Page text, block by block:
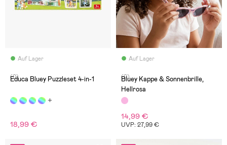
Auf Lager
(0)
Educa Bluey Puzzleset 4-in-1
18,99 €
Auf Lager
(0)
Bluey Kappe & Sonnenbrille,
Hellrosa
14,99 €
UVP: 27,99 €